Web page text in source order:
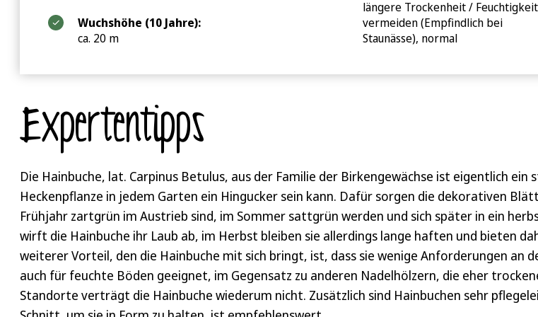
Wuchshöhe (10 Jahre):
ca. 20 m
längere Trockenheit / Feuchtigkeit
vermeiden (Empfindlich bei
Staunässe), normal
Expertentipps
Die Hainbuche, lat. Carpinus Betulus, aus der Familie der Birkengewächse ist eigentlich
Heckenpflanze in jedem Garten ein Hingucker sein kann. Dafür sorgen die dekorativen
Frühjahr zartgrün im Austrieb sind, im Sommer sattgrün werden und sich später in ein
wirft die Hainbuche ihr Laub ab, im Herbst bleiben sie allerdings lange haften und bieten
weiterer Vorteil, den die Hainbuche mit sich bringt, ist, dass sie wenige Anforderungen an
auch für feuchte Böden geeignet, im Gegensatz zu anderen Nadelhölzern, die eher
Standorte verträgt die Hainbuche wiederum nicht. Zusätzlich sind Hainbuchen sehr